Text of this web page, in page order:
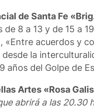
de Santa Fe
de 8 a 13 y de 15 a
«Entre acuerdos y
la
años del Golpe de
Artes «Rosa
abrirá a las 20.30